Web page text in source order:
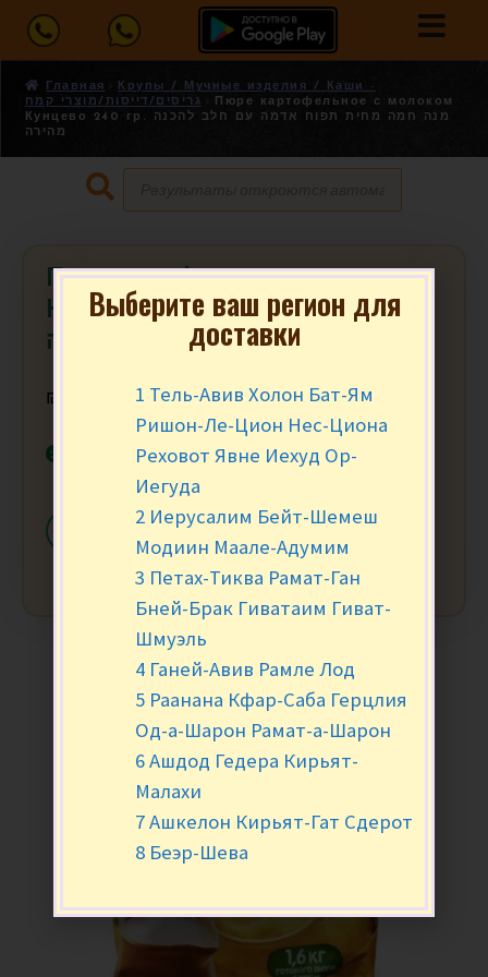
Главная
Крупы / Мучные изделия / Каши -
גריסים/דייסות/מוצרי קמח
Пюре картофельное с молоком
Кунцево 240 гр. מנה חמה מחית תפוח אדמה עם חלב להכנה
מהירה
Пюре картофельное с молоком
Кунцево 240 гр. מנה חמה מחית
תפוח אדמה עם חלב להכנה מהירה
₪ 14.90
В наличии
+
Выберите ваш регион для
доставки
1 Тель-Авив Холон Бат-Ям
Ришон-Ле-Цион Нес-Циона
Реховот Явне Иехуд Ор-
Иегуда
2 Иерусалим Бейт-Шемеш
Модиин Маале-Адумим
3 Петах-Тиква Рамат-Ган
Бней-Брак Гиватаим Гиват-
Шмуэль
4 Ганей-Авив Рамле Лод
5 Раанана Кфар-Саба Герцлия
Од-а-Шарон Рамат-а-Шарон
6 Ашдод Гедера Кирьят-
Малахи
7 Ашкелон Кирьят-Гат Сдерот
8 Беэр-Шева